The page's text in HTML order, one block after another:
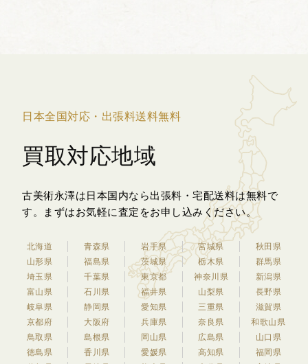
日本全国対応・出張料送料無料
買取対応地域
古美術永澤は日本国内なら出張料・宅配送料は無料で
す。
まずはお気軽に査定をお申し込みください。
北海道 青森県 岩手県 宮城県
秋田県
山形県
福島県 茨城県 栃木県
群馬県
埼玉県
千葉県 東京都 神奈川県
新潟県
富山県
石川県 福井県 山梨県
長野県
岐阜県
静岡県 愛知県 三重県
滋賀県
京都府
大阪府 兵庫県 奈良県
和歌山県
鳥取県
島根県 岡山県 広島県
山口県
徳島県
香川県 愛媛県 高知県
福岡県